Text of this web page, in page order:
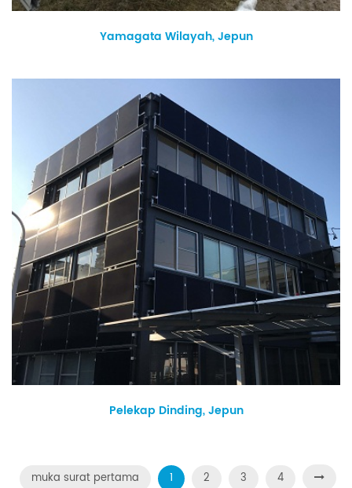
Yamagata Wilayah, Jepun
Pelekap Dinding, Jepun
muka surat pertama 1 2 3
4